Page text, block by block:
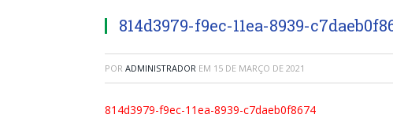
814d3979-f9ec-11ea-8939-
POR ADMINISTRADOR EM 15 DE MARÇO DE 2021
814d3979-f9ec-11ea-8939-c7daeb0f8674